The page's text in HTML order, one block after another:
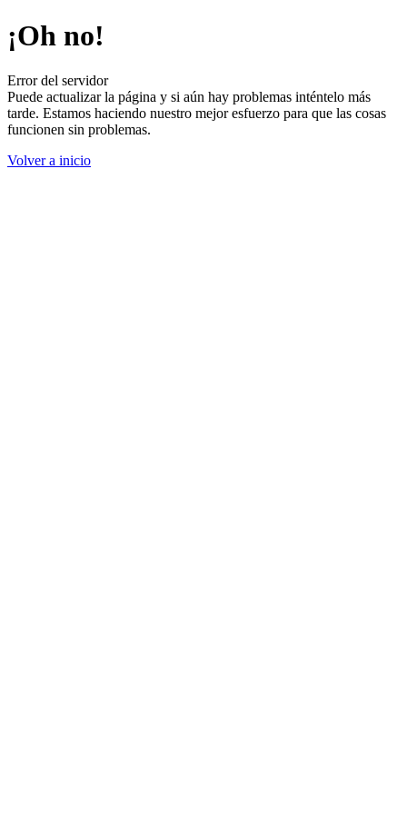
¡Oh no!
Error del servidor
Puede actualizar la página y si aún hay problemas inténtelo más
tarde. Estamos haciendo nuestro mejor esfuerzo para que las cosas
funcionen sin problemas.
Volver a inicio